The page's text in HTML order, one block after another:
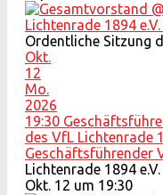
Ordentliche Sitzung
Okt.
12
Mo.
2026
19:30
des VfL Lichtenrade
Geschäftsführender
Lichtenrade 1894 e.V.
Okt. 12 um 19:30